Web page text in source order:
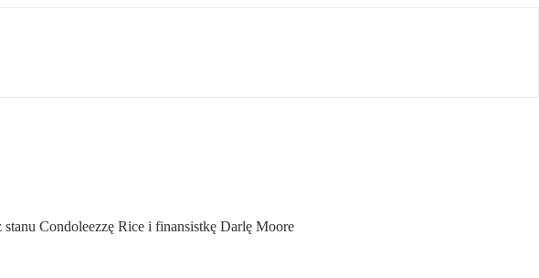
Condoleezzę Rice i finansistkę Darlę Moore